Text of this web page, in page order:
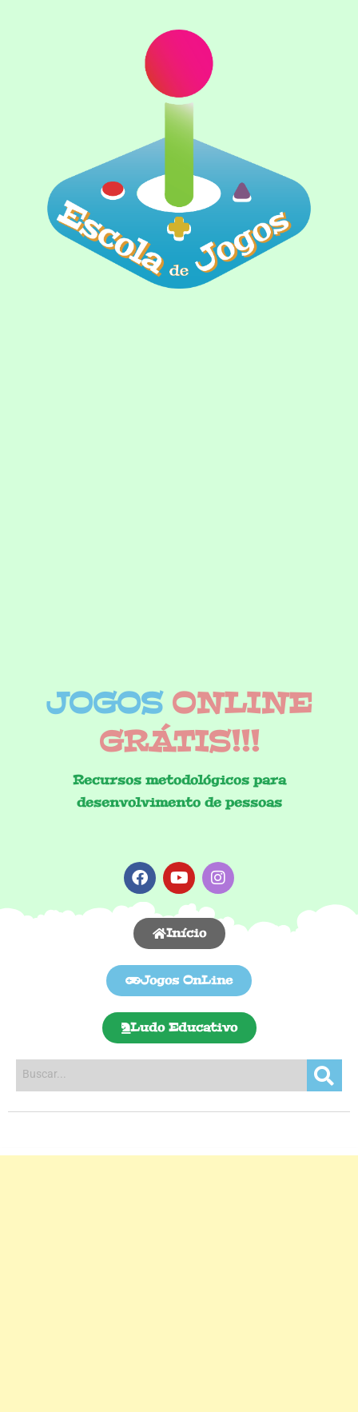
JOGOS ONLINE
GRÁTIS!!!
Recursos metodológicos para
desenvolvimento de pessoas
Início
Jogos OnLine
Ludo Educativo